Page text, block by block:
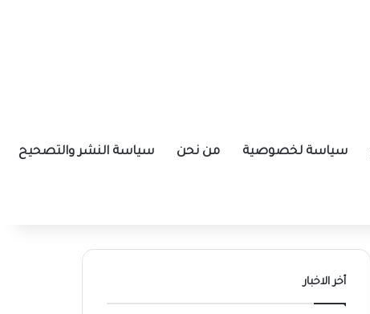
سياسة لخصوصية من نحن سياسة النشر والتصحيح
أخر الاخبار